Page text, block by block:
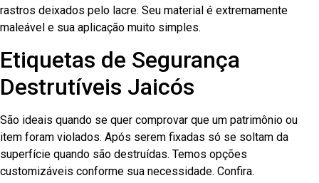
rastros deixados pelo lacre. Seu material é extremamente
maleável e sua aplicação muito simples.
Etiquetas de Segurança
Destrutíveis Jaicós
São ideais quando se quer comprovar que um patrimônio ou
item foram violados. Após serem fixadas só se soltam da
superfície quando são destruídas. Temos opções
customizáveis conforme sua necessidade. Confira.